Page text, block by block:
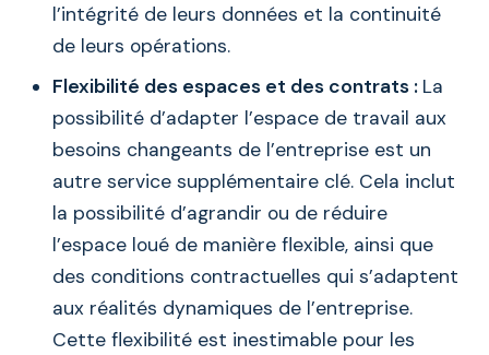
l’intégrité de leurs données et la continuité
de leurs opérations.
Flexibilité des espaces et des contrats : La
possibilité d’adapter l’espace de travail aux
besoins changeants de l’entreprise est un
autre service supplémentaire clé. Cela inclut
la possibilité d’agrandir ou de réduire
l’espace loué de manière flexible, ainsi que
des conditions contractuelles qui s’adaptent
aux réalités dynamiques de l’entreprise.
Cette flexibilité est inestimable pour les